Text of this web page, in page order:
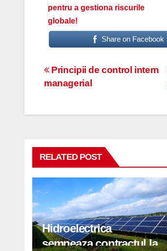
pentru a gestiona riscurile
globale!
Share on Facebook
Navigare
articole
Principii de control intern
managerial
RELATED POST
Hidroelectrica
semneaza contractul la